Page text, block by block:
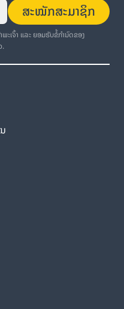
ສະໝັກສະມາຊິກ
ະເຈົ້າ ແລະ ຍອມຮັບຂໍ້ກຳນົດຂອງ
.